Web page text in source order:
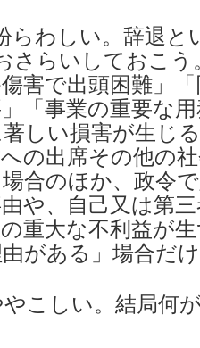
らわしい。辞退と
さらいしておこう
傷害で出頭困難」
「事業の重要な
しい損害が生じ
への出席その他の
合のほか、政令
や、自己又は第
の重大な不利益が
がある」場合だ
こしい。結局何